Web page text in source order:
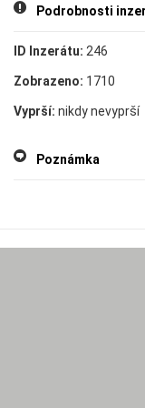
Podrobnosti
ID Inzerátu: 246
Zobrazeno: 1710
Vyprší: nikdy nevyprší
Poznámka